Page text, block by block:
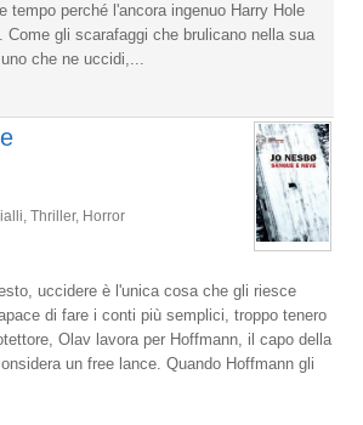
tempo perché l'ancora ingenuo Harry Hole
Come gli scarafaggi che brulicano nella sua
che ne uccidi,...
Thriller, Horror
uccidere è l'unica cosa che gli riesce
di fare i conti più semplici, troppo tenero
Olav lavora per Hoffmann, il capo della
un free lance. Quando Hoffmann gli